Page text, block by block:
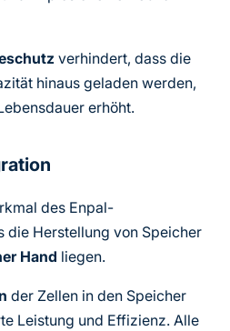
verhindert, dass die
hinaus geladen werden,
erhöht.
des Enpal-
die Herstellung von Speicher
Hand liegen.
der Zellen in den Speicher
Leistung und Effizienz. Alle